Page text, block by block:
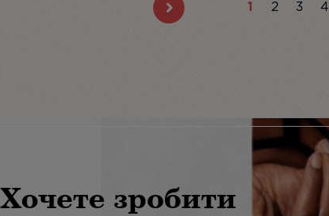
1 2 3 4
Хочете зробити